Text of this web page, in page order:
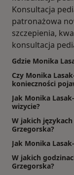
Konsultacja
patronażowa
szczepienia,
konsultacja
Gdzie Monika
Czy Monika
konieczności
Jak Monika
wizycie?
W jakich
Grzegorska?
Jak Monika
W jakich
Grzegorska?